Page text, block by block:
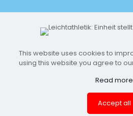
© 2026 MLV-Einheit by Leon
This website uses cookies to
using this website you agree to
Read more
Accept all